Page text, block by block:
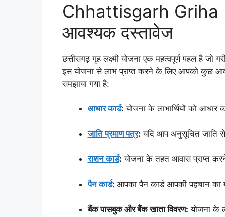
Chhattisgarh Griha
आवश्यक दस्तावेज
छत्तीसगढ़ गृह लक्ष्मी योजना एक महत्वपूर्ण पहल है जो
इस योजना से लाभ प्राप्त करने के लिए आपको कुछ
समझाया गया है:
आधार कार्ड: योजना के लाभार्थियों को
जाति प्रमाण पत्र: यदि आप अनुसूचित जाति
राशन कार्ड: योजना के तहत आवास प्राप्त
पैन कार्ड: आपका पैन कार्ड आपकी पहचान का
बैंक पासबुक और बैंक खाता विवरण: योजना के